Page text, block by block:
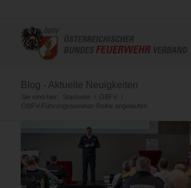
Blog - Aktuelle Neuigkeiten
Sie sind hier: Startseite / ÖBFV
/
ÖBFV-Führungsseminar-Reihe angelaufen